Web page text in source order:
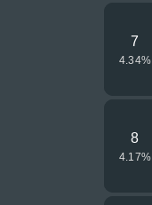
7
4.34%
8
4.17%